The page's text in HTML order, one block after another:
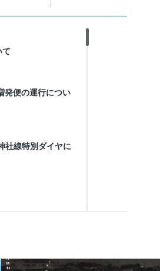
て
発便の運行につい
社線特別ダイヤに